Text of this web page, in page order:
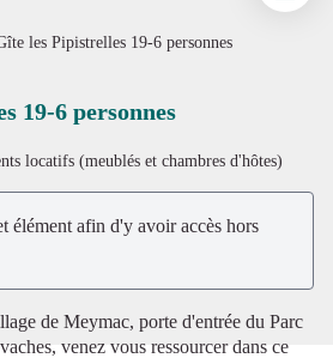
Voir l'image en plein écran
les Pipistrelles 19-6 personnes
19-6 personnes
locatifs (meublés et chambres d'hôtes)
élément afin d'y avoir accès hors
de Meymac, porte d'entrée du Parc
venez vous ressourcer dans ce